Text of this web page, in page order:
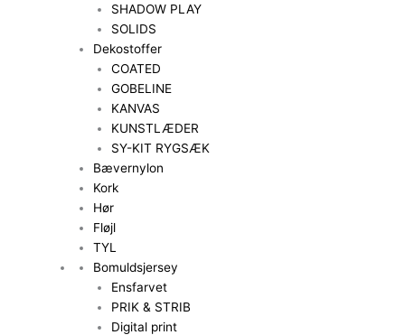
SHADOW PLAY
SOLIDS
Dekostoffer
COATED
GOBELINE
KANVAS
KUNSTLÆDER
SY-KIT RYGSÆK
Bævernylon
Kork
Hør
Fløjl
TYL
Bomuldsjersey
Ensfarvet
PRIK & STRIB
Digital print